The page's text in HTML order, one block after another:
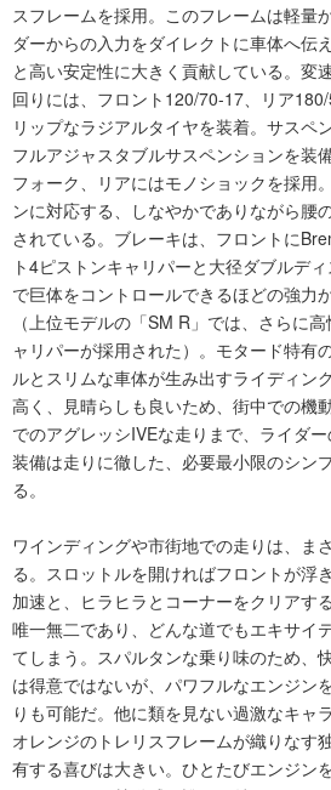
スフレームを採用。このフレームは軽量
ダーからの入力をダイレクトに車体へ伝
と高い安定性に大きく貢献している。変
回りには、フロント120/70-17、リア
リップなラジアルタイヤを装着。サスペ
フルアジャスタブルサスペンションを装
フォーク、リアにはモノショックを採用
ンに対応する、しなやかでありながら腰
されている。ブレーキは、フロントに
ト4ピストンキャリパーと大径ダブルデ
で巨体をコントロールできるほどの強力
（上位モデルの「SM R」では、さらに
ャリパーが採用された）。モタード特有
ルとスリムな車体が生み出すライディン
高く、見晴らしも良いため、街中での機
でのアグレッシIVEな走りまで、ライダー
装備は走りに徹した、必要最小限のシン
る。
ワインディングや市街地での走りは、ま
る。スロットルを開ければフロントが浮
加速と、ヒラヒラとコーナーをクリアす
唯一無二であり、どんな道でもエキサイ
てしまう。スパルタンな乗り味のため、
は得意ではないが、パワフルなエンジン
りも可能だ。他に類を見ない過激なキャ
オレンジのトレリスフレームが織りなす
有する喜びは大きい。ひとたびエンジン